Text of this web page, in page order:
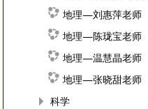
地理—刘惠萍老师
地理—陈珑宝老师
地理—温慧晶老师
地理—张晓甜老师
科学